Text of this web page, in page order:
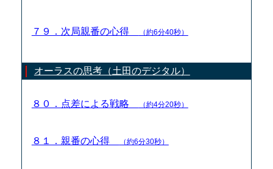
７９．次局親番の心得 （約6分40秒）
オーラスの思考（土田のデジタル）
８０．点差による戦略 （約4分20秒）
８１．親番の心得 （約6分30秒）